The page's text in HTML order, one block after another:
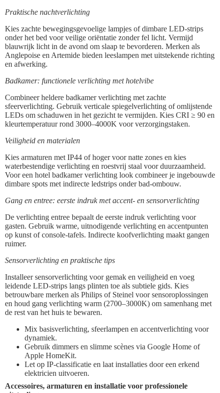
Praktische nachtverlichting
Kies zachte bewegingsgevoelige lampjes of dimbare LED-strips
onder het bed voor veilige oriëntatie zonder fel licht. Vermijd
blauwrijk licht in de avond om slaap te bevorderen. Merken als
Anglepoise en Artemide bieden leeslampen met uitstekende richting
en afwerking.
Badkamer: functionele verlichting met hotelvibe
Combineer heldere badkamer verlichting met zachte
sfeerverlichting. Gebruik verticale spiegelverlichting of omlijstende
LEDs om schaduwen in het gezicht te vermijden. Kies CRI ≥ 90 en
kleurtemperatuur rond 3000–4000K voor verzorgingstaken.
Veiligheid en materialen
Kies armaturen met IP44 of hoger voor natte zones en kies
waterbestendige verlichting en roestvrij staal voor duurzaamheid.
Voor een hotel badkamer verlichting look combineer je ingebouwde
dimbare spots met indirecte ledstrips onder bad-ombouw.
Gang en entree: eerste indruk met accent- en sensorverlichting
De verlichting entree bepaalt de eerste indruk verlichting voor
gasten. Gebruik warme, uitnodigende verlichting en accentpunten
op kunst of console-tafels. Indirecte koofverlichting maakt gangen
ruimer.
Sensorverlichting en praktische tips
Installeer sensorverlichting voor gemak en veiligheid en voeg
leidende LED-strips langs plinten toe als subtiele gids. Kies
betrouwbare merken als Philips of Steinel voor sensoroplossingen
en houd gang verlichting warm (2700–3000K) om samenhang met
de rest van het huis te bewaren.
Mix basisverlichting, sfeerlampen en accentverlichting voor
dynamiek.
Gebruik dimmers en slimme scènes via Google Home of
Apple HomeKit.
Let op IP-classificatie en laat installaties door een erkend
elektricien uitvoeren.
Accessoires, armaturen en installatie voor professionele